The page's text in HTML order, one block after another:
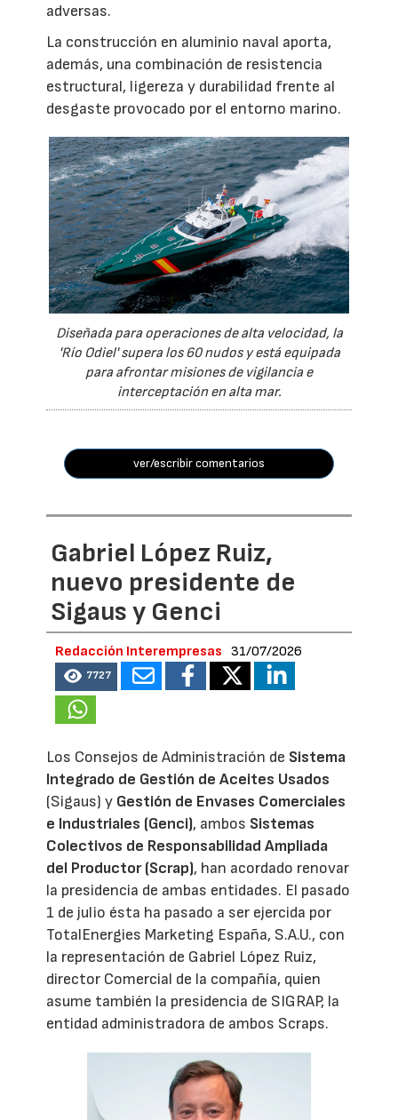
adversas.
La construcción en aluminio naval aporta,
además, una combinación de resistencia
estructural, ligereza y durabilidad frente al
desgaste provocado por el entorno marino.
Diseñada para operaciones de alta velocidad, la
'Río Odiel' supera los 60 nudos y está equipada
para afrontar misiones de vigilancia e
interceptación en alta mar.
ver/escribir comentarios
Gabriel López Ruiz,
nuevo presidente de
Sigaus y Genci
Redacción Interempresas 31/07/2026
7727
Los Consejos de Administración de Sistema
Integrado de Gestión de Aceites Usados
(Sigaus) y Gestión de Envases Comerciales
e Industriales (Genci), ambos Sistemas
Colectivos de Responsabilidad Ampliada
del Productor (Scrap), han acordado renovar
la presidencia de ambas entidades. El pasado
1 de julio ésta ha pasado a ser ejercida por
TotalEnergies Marketing España, S.A.U., con
la representación de Gabriel López Ruiz,
director Comercial de la compañía, quien
asume también la presidencia de SIGRAP, la
entidad administradora de ambos Scraps.